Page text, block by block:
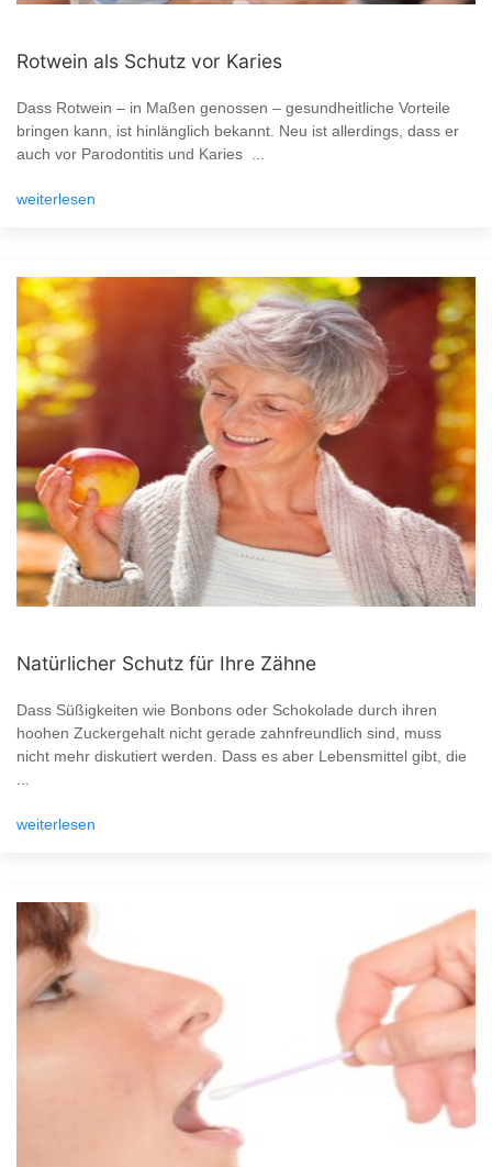
Rotwein als Schutz vor Karies
Dass Rotwein – in Maßen genossen – gesundheitliche Vorteile
bringen kann, ist hinlänglich bekannt. Neu ist allerdings, dass er
auch vor Parodontitis und Karies ...
weiterlesen
Natürlicher Schutz für Ihre Zähne
Dass Süßigkeiten wie Bonbons oder Schokolade durch ihren
hoohen Zuckergehalt nicht gerade zahnfreundlich sind, muss
nicht mehr diskutiert werden. Dass es aber Lebensmittel gibt, die
...
weiterlesen